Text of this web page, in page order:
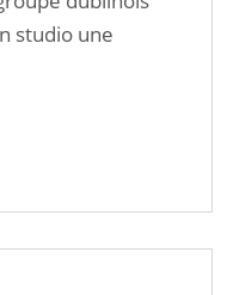
studio une